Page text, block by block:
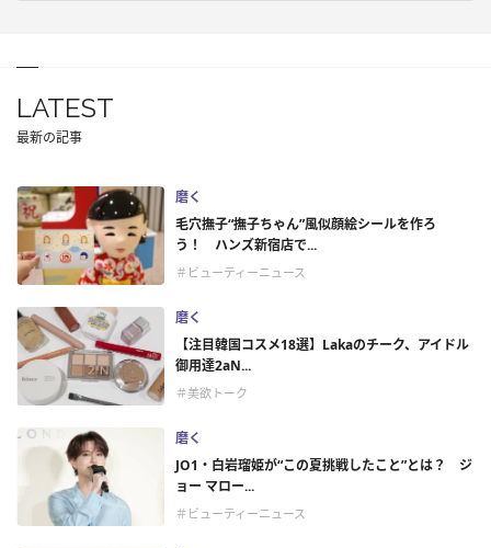
LATEST
最新の記事
磨く
毛穴撫子“撫子ちゃん”風似顔絵シールを作ろ
う！ ハンズ新宿店で...
＃ビューティーニュース
磨く
【注目韓国コスメ18選】Lakaのチーク、アイドル
御用達2aN...
＃美欲トーク
磨く
JO1・白岩瑠姫が“この夏挑戦したこと”とは？ ジ
ョー マロー...
＃ビューティーニュース